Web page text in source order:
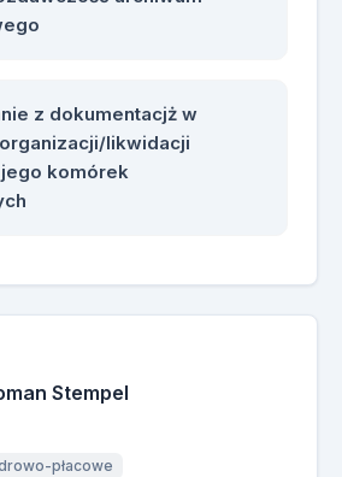
z dokumentacjż w
likwidacji
komórek
Stempel
płacowe